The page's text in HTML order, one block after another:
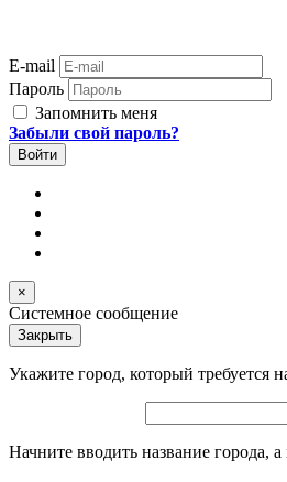
E-mail
Пароль
Запомнить меня
Забыли свой пароль?
×
Системное сообщение
Закрыть
Укажите город, который требуется
Начните вводить название города,